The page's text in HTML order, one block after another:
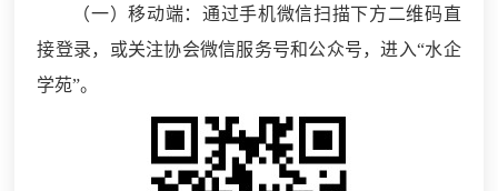
（一）移动端：通过手机微信扫描下方二维码直
接登录，或关注协会微信服务号和公众号，进入“水企
学苑”。